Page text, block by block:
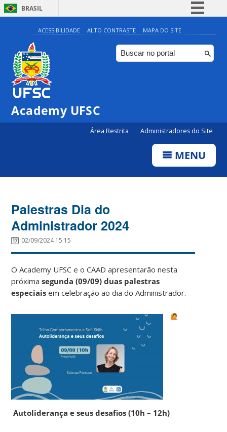
BRASIL
Simplifique!
Comunica BR
Participe
ACESSIBILIDADE ALTO CONTRASTE MAPA DO SITE
Academy UFSC
Área Restrita Administradores do Site
MENU
Palestras Dia do
Administrador 2024
02/09/2024 15:15
O Academy UFSC e o CAAD apresentarão nesta
próximasegunda (09/09) duas palestras
especiais em celebração ao dia do Administrador.
Autoliderança e seus desafios (10h – 12h)